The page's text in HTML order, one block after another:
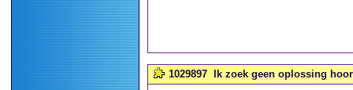
1029897 Ik zoek geen oplossing